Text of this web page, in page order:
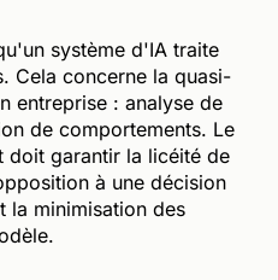
système d'IA traite
Cela concerne la quasi-
entreprise : analyse de
de comportements. Le
doit garantir la licéité de
à une décision
la minimisation des